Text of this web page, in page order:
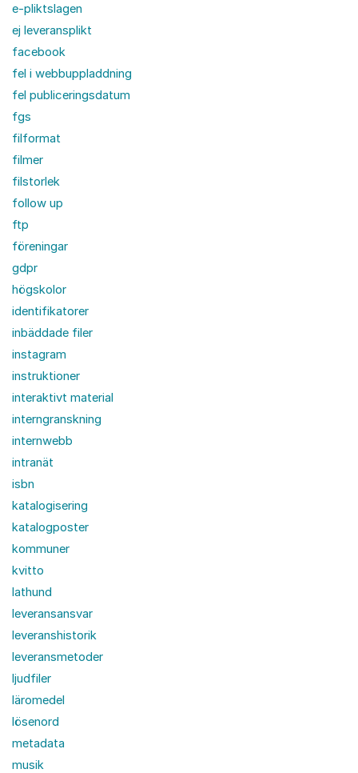
e-pliktslagen
ej leveransplikt
facebook
fel i webbuppladdning
fel publiceringsdatum
fgs
filformat
filmer
filstorlek
follow up
ftp
föreningar
gdpr
högskolor
identifikatorer
inbäddade filer
instagram
instruktioner
interaktivt material
interngranskning
internwebb
intranät
isbn
katalogisering
katalogposter
kommuner
kvitto
lathund
leveransansvar
leveranshistorik
leveransmetoder
ljudfiler
läromedel
lösenord
metadata
musik